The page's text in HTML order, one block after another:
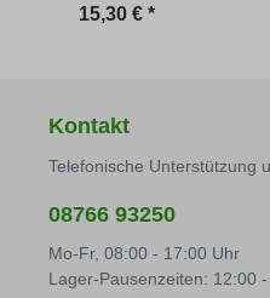
Regulärer Preis:
15,30 € *
Kontakt
Telefonische Unterstützung
08766 93250
Mo-Fr, 08:00 - 17:00 Uhr
Lager-Pausenzeiten: 12:00